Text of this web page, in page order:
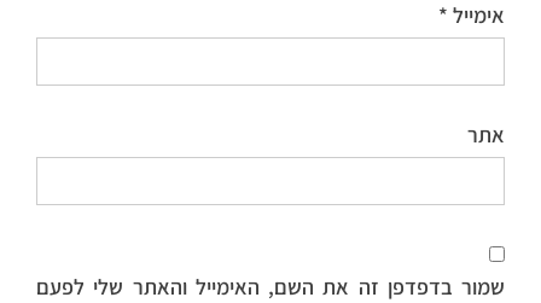
אימייל *
אתר
שמור בדפדפן זה את השם, האימייל והאתר שלי לפעם